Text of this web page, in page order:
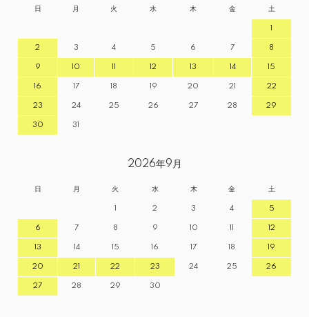
日 月 火 水 木 金 土
1
2 3 4 5 6 7 8
9 10 11 12 13 14 15
16 17 18 19 20 21 22
23 24 25 26 27 28 29
30 31
2026年9月
日 月 火 水 木 金 土
1 2 3 4 5
6 7 8 9 10 11 12
13 14 15 16 17 18 19
20 21 22 23 24 25 26
27 28 29 30